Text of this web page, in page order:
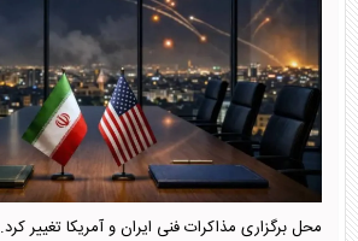
محل برگزاری مذاکرات فنی ایران و آمریکا تغییر کرد.